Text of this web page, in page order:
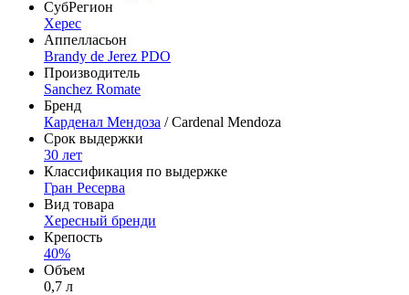
СубРегион
Херес
Аппелласьон
Brandy de Jerez PDO
Производитель
Sanchez Romate
Бренд
Карденал Мендоза / Cardenal Mendoza
Срок выдержки
30 лет
Классификация по выдержке
Гран Ресерва
Вид товара
Хересный бренди
Крепость
40%
Объем
0,7 л